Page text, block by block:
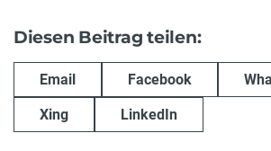
Diesen Beitrag teilen:
Email Facebook
Xing LinkedIn